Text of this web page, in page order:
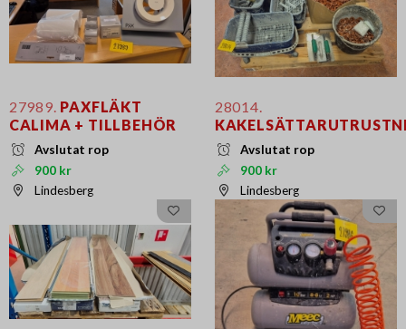
27989. PAXFLÄKT
CALIMA + TILLBEHÖR
Avslutat rop
900 kr
Lindesberg
28014.
Avslutat rop
900 kr
Lindesberg